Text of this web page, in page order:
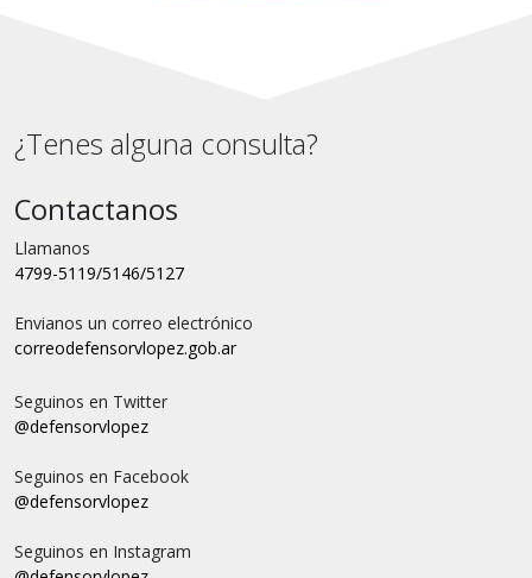
¿Tenes alguna consulta?
Contactanos
Llamanos
4799-5119/5146/5127
Envianos un correo electrónico
correodefensorvlopez.gob.ar
Seguinos en Twitter
@defensorvlopez
Seguinos en Facebook
@defensorvlopez
Seguinos en Instagram